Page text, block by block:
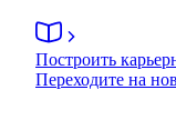
Построить
Переходите на